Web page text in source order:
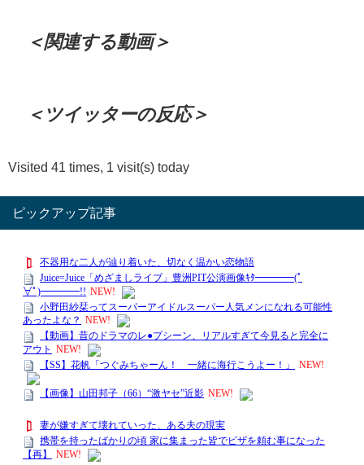
＜関連する動画＞
＜ツイッターの反応＞
Visited 41 times, 1 visit(s) today
ピックアップ記事